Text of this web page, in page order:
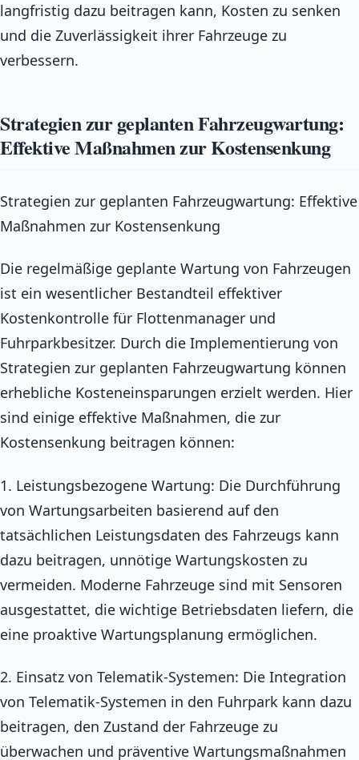
langfristig dazu beitragen kann, Kosten zu senken
und die Zuverlässigkeit ihrer Fahrzeuge zu
verbessern.
Strategien zur geplanten Fahrzeugwartung:
Effektive Maßnahmen zur Kostensenkung
Strategien zur geplanten Fahrzeugwartung: Effektive
Maßnahmen zur Kostensenkung
Die regelmäßige geplante Wartung von Fahrzeugen
ist ein wesentlicher Bestandteil effektiver
Kostenkontrolle für Flottenmanager und
Fuhrparkbesitzer. Durch die Implementierung von
Strategien zur geplanten Fahrzeugwartung können
erhebliche Kosteneinsparungen erzielt werden. Hier
sind einige effektive Maßnahmen, die zur
Kostensenkung beitragen können:
1. Leistungsbezogene Wartung: Die Durchführung
von Wartungsarbeiten basierend auf den
tatsächlichen Leistungsdaten des Fahrzeugs kann
dazu beitragen, unnötige Wartungskosten zu
vermeiden. Moderne Fahrzeuge sind mit Sensoren
ausgestattet, die wichtige Betriebsdaten liefern, die
eine proaktive Wartungsplanung ermöglichen.
2. Einsatz von Telematik-Systemen: Die Integration
von Telematik-Systemen in den Fuhrpark kann dazu
beitragen, den Zustand der Fahrzeuge zu
überwachen und präventive Wartungsmaßnahmen